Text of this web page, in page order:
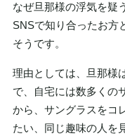
なぜ旦那様の浮気を疑
SNSで知り合ったお方
そうです。
理由としては、旦那様
で、自宅には数多くの
から、サングラスをコ
たい、同じ趣味の人を